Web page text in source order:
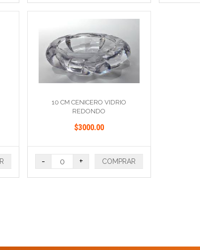
10 CM CENICERO VIDRIO
REDONDO
$3000.00
- + COMPRAR